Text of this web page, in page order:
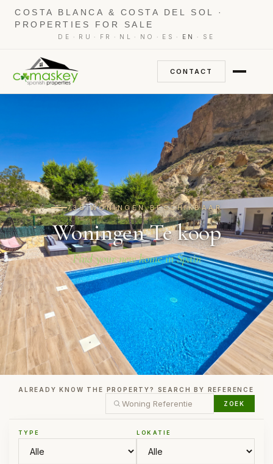
COSTA BLANCA & COSTA DEL SOL ·
PROPERTIES FOR SALE
DE · RU · FR · NL · NO · ES · EN · SE
CONTACT
736 WONINGEN BESCHIKBAAR
Woningen Te koop
Find your new home in Spain
ALREADY KNOW THE PROPERTY? SEARCH BY REFERENCE
ZOEK
TYPE LOKATIE